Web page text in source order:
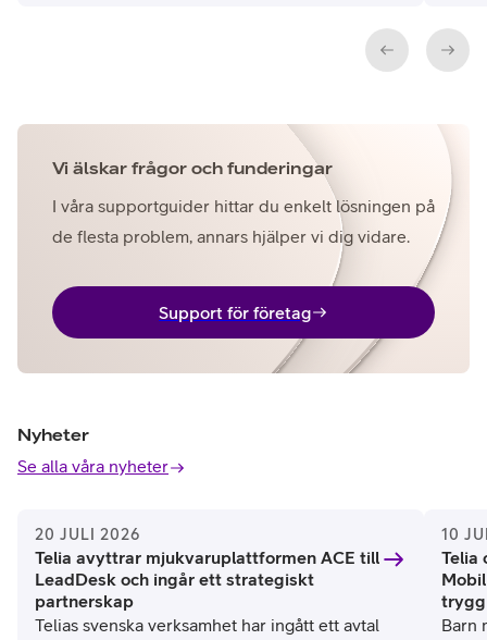
Vi älskar frågor och funderingar
I våra supportguider hittar du enkelt lösningen på
de flesta problem, annars hjälper vi dig vidare.
Support för företag
Nyheter
Se alla våra nyheter
20 JULI 2026
Telia avyttrar mjukvaruplattformen ACE till
LeadDesk och ingår ett strategiskt
partnerskap
Telias svenska verksamhet har ingått ett avtal
10
Telia
Barn